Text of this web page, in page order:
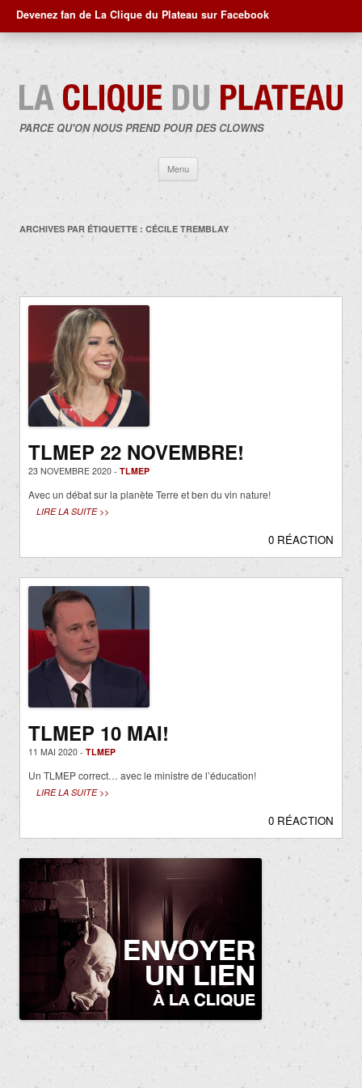
Devenez fan de La Clique du Plateau sur Facebook
PARCE QU'ON NOUS PREND POUR DES CLOWNS
Menu
contenu
ARCHIVES PAR ÉTIQUETTE : CÉCILE TREMBLAY
TLMEP 22 NOVEMBRE!
23 NOVEMBRE 2020 - TLMEP
Avec un débat sur la planète Terre et ben du vin nature!
LIRE LA SUITE >>
0 RÉACTION
TLMEP 10 MAI!
11 MAI 2020 - TLMEP
Un TLMEP correct… avec le ministre de l’éducation!
LIRE LA SUITE >>
0 RÉACTION